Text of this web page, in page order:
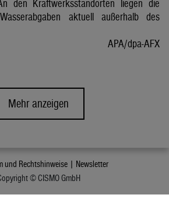
den Kraftwerksstandorten liegen die
aktuell außerhalb des
APA/dpa-AFX
Mehr anzeigen
und Rechtshinweise | Newsletter
© CISMO GmbH